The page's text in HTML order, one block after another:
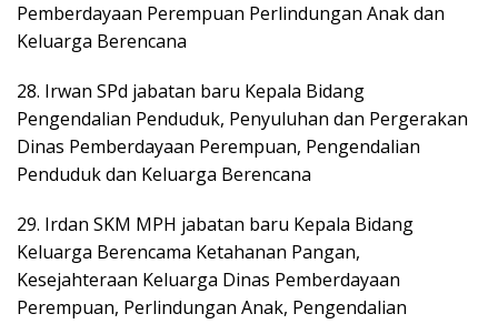
Pemberdayaan Perempuan Perlindungan Anak dan
Keluarga Berencana
28. Irwan SPd jabatan baru Kepala Bidang
Pengendalian Penduduk, Penyuluhan dan Pergerakan
Dinas Pemberdayaan Perempuan, Pengendalian
Penduduk dan Keluarga Berencana
29. Irdan SKM MPH jabatan baru Kepala Bidang
Keluarga Berencama Ketahanan Pangan,
Kesejahteraan Keluarga Dinas Pemberdayaan
Perempuan, Perlindungan Anak, Pengendalian